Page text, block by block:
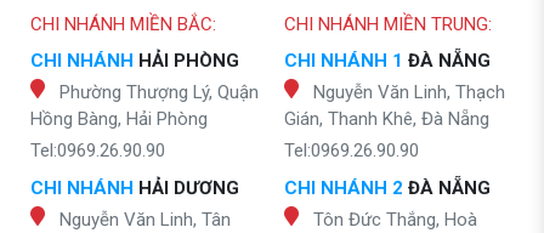
CHI NHÁNH MIỀN BẮC:
CHI NHÁNH HẢI PHÒNG
Phường Thượng Lý, Quận
Hồng Bàng, Hải Phòng
Tel:0969.26.90.90
CHI NHÁNH HẢI DƯƠNG
Nguyễn Văn Linh, Tân
CHI NHÁNH MIỀN TRUNG:
CHI NHÁNH 1 ĐÀ NẴNG
Nguyễn Văn Linh, Thạch
Gián, Thanh Khê, Đà Nẵng
Tel:0969.26.90.90
CHI NHÁNH 2 ĐÀ NẴNG
Tôn Đức Thắng, Hoà